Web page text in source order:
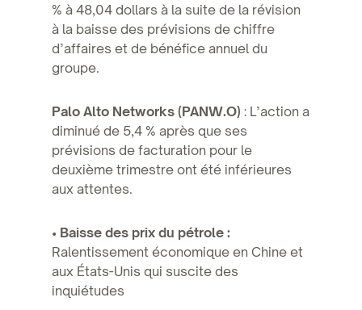
% à 48,04 dollars à la suite de la révision
à la baisse des prévisions de chiffre
d’affaires et de bénéfice annuel du
groupe.
Palo Alto Networks (PANW.O) : L’action a
diminué de 5,4 % après que ses
prévisions de facturation pour le
deuxième trimestre ont été inférieures
aux attentes.
• Baisse des prix du pétrole :
Ralentissement économique en Chine et
aux États-Unis qui suscite des
inquiétudes